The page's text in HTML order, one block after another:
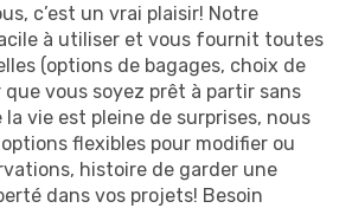
c’est un vrai plaisir! Notre
à utiliser et vous fournit toutes
(options de bagages, choix de
que vous soyez prêt à partir sans
la vie est pleine de surprises, nous
flexibles pour modifier ou
histoire de garder une
dans vos projets! Besoin